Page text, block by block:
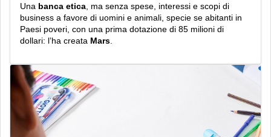
Una banca etica , ma senza spese, interessi e scopi di
business a favore di uomini e animali, specie se abitanti in
Paesi poveri, con una prima dotazione di 85 milioni di
dollari: l’ha creata Mars